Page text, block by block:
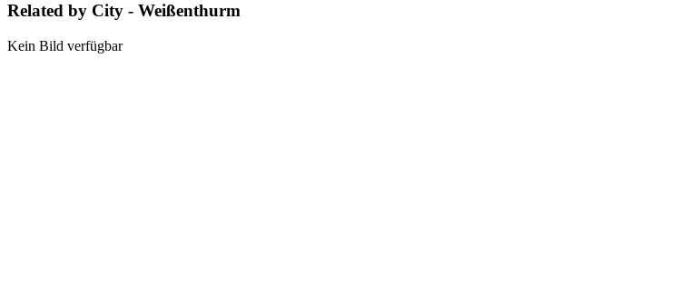
Related by City - Weißenthurm
Kein Bild verfügbar